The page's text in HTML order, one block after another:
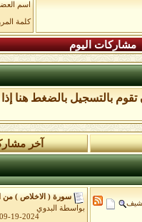
اسم
كلمة
مشاركات اليوم
تقومبالتسجيل بالضغط هنا
آخر
سورة ( الاخلاص )
بواسطة
البدوي
09-19-2024